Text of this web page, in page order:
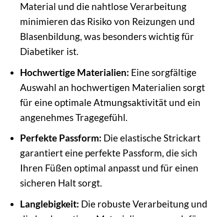
Material und die nahtlose Verarbeitung
minimieren das Risiko von Reizungen und
Blasenbildung, was besonders wichtig für
Diabetiker ist.
Hochwertige Materialien: Eine sorgfältige
Auswahl an hochwertigen Materialien sorgt
für eine optimale Atmungsaktivität und ein
angenehmes Tragegefühl.
Perfekte Passform: Die elastische Strickart
garantiert eine perfekte Passform, die sich
Ihren Füßen optimal anpasst und für einen
sicheren Halt sorgt.
Langlebigkeit: Die robuste Verarbeitung und